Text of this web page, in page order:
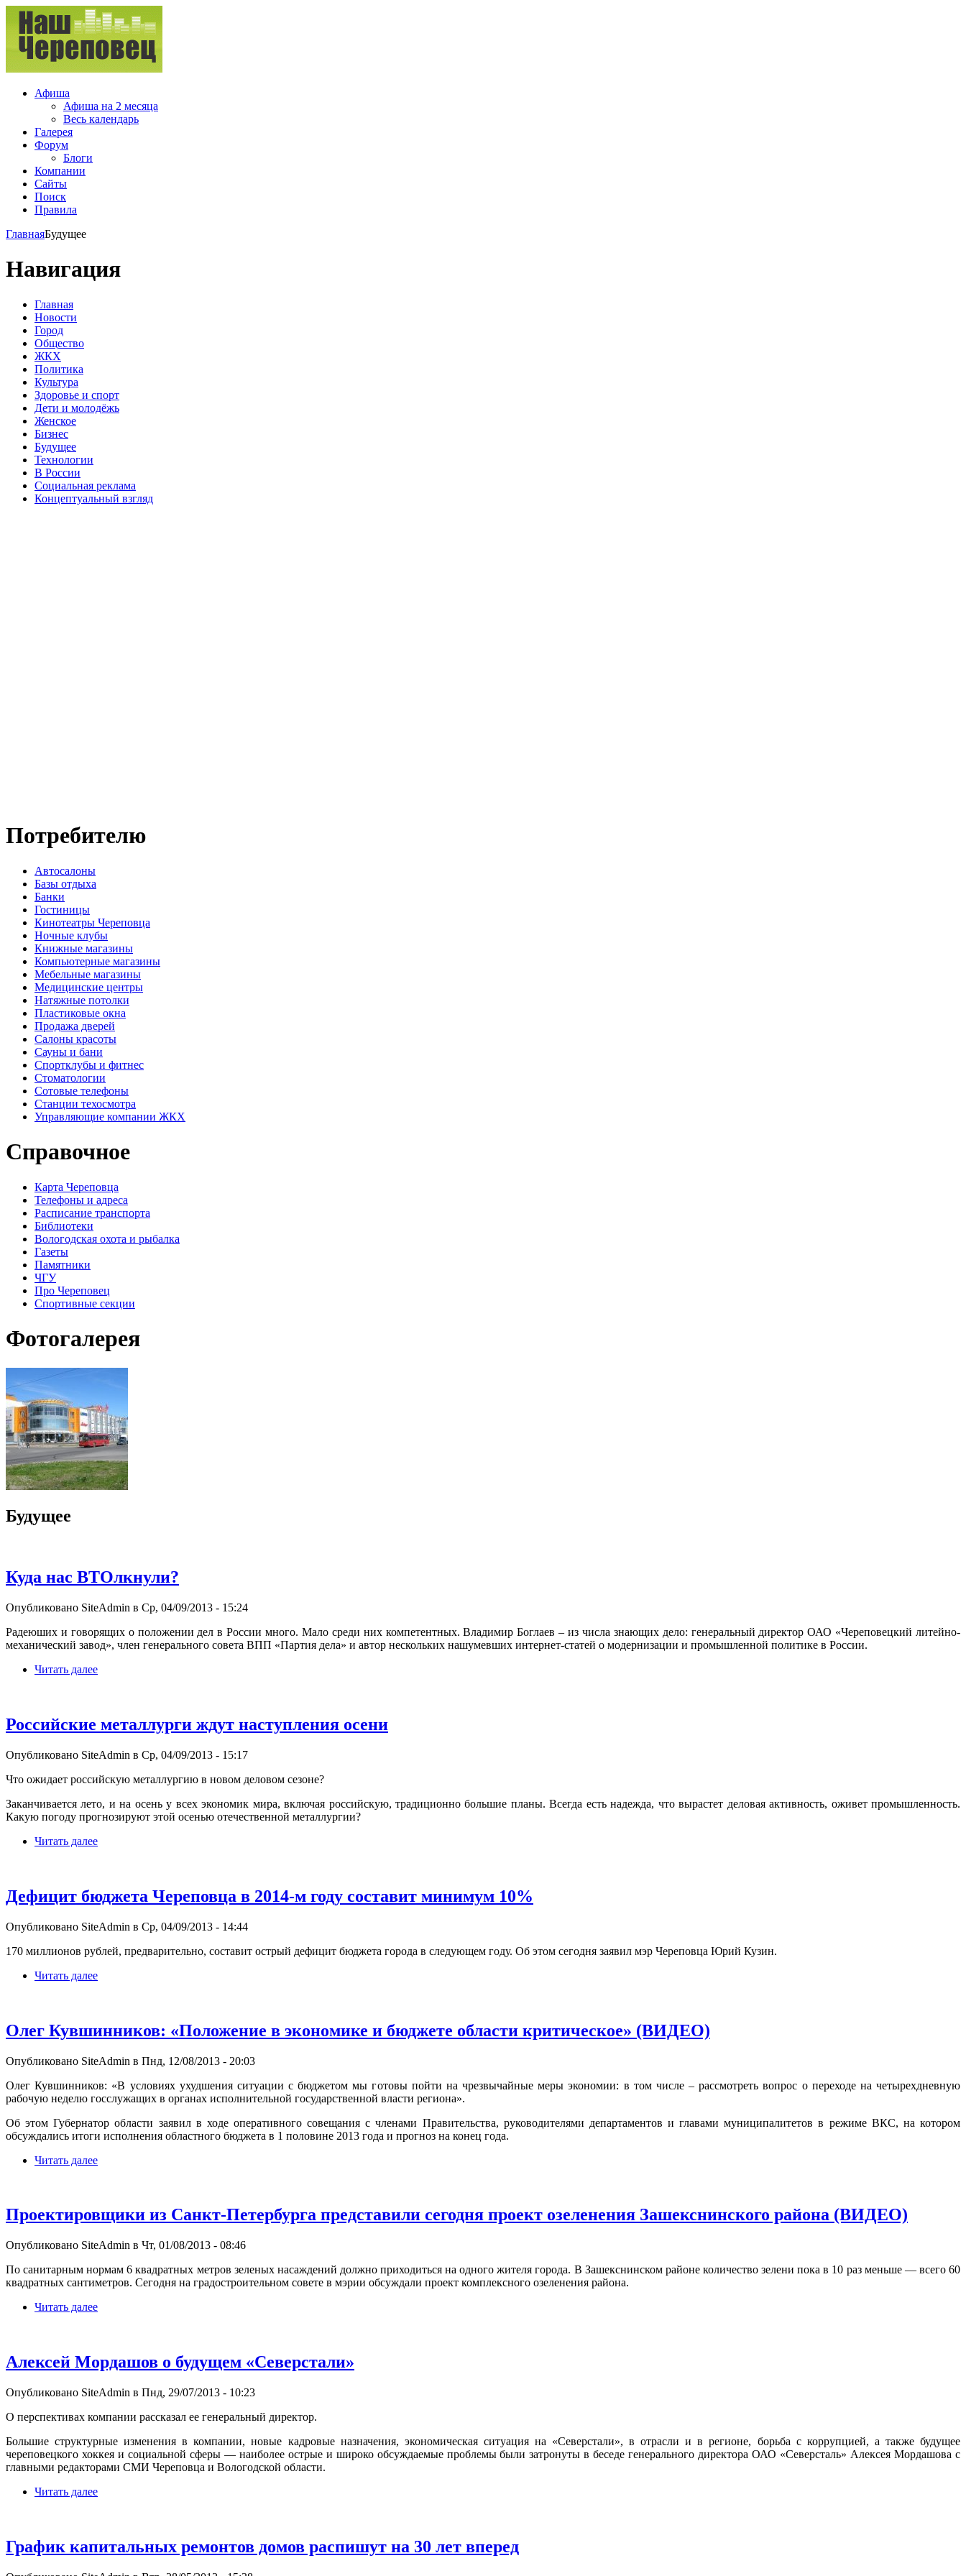
Афиша
Афиша на 2 месяца
Весь календарь
Галерея
Форум
Блоги
Компании
Сайты
Поиск
Правила
ГлавнаяБудущее
Навигация
Главная
Новости
Город
Общество
ЖКХ
Политика
Культура
Здоровье и спорт
Дети и молодёжь
Женское
Бизнес
Будущее
Технологии
В России
Социальная реклама
Концептуальный взгляд
Потребителю
Автосалоны
Базы отдыха
Банки
Гостиницы
Кинотеатры Череповца
Ночные клубы
Книжные магазины
Компьютерные магазины
Мебельные магазины
Медицинские центры
Натяжные потолки
Пластиковые окна
Продажа дверей
Салоны красоты
Сауны и бани
Спортклубы и фитнес
Стоматологии
Сотовые телефоны
Станции техосмотра
Управляющие компании ЖКХ
Справочное
Карта Череповца
Телефоны и адреса
Расписание транспорта
Библиотеки
Вологодская охота и рыбалка
Газеты
Памятники
ЧГУ
Про Череповец
Спортивные секции
Фотогалерея
Будущее
Куда нас ВТОлкнули?
Опубликовано SiteAdmin в Ср, 04/09/2013 - 15:24
Радеюших и говорящих о положении дел в России много. Мало среди них компетентных. Владимир Боглаев – из числа знающих дело: генеральный директор ОАО «Череповецкий литейно-
механический завод», член генерального совета ВПП «Партия дела» и автор нескольких нашумевших интернет-статей о модернизации и промышленной политике в России.
Читать далее
Российские металлурги ждут наступления осени
Опубликовано SiteAdmin в Ср, 04/09/2013 - 15:17
Что ожидает российскую металлургию в новом деловом сезоне?
Заканчивается лето, и на осень у всех экономик мира, включая российскую, традиционно большие планы. Всегда есть надежда, что вырастет деловая активность, оживет промышленность.
Какую погоду прогнозируют этой осенью отечественной металлургии?
Читать далее
Дефицит бюджета Череповца в 2014-м году составит минимум 10%
Опубликовано SiteAdmin в Ср, 04/09/2013 - 14:44
170 миллионов рублей, предварительно, составит острый дефицит бюджета города в следующем году. Об этом сегодня заявил мэр Череповца Юрий Кузин.
Читать далее
Олег Кувшинников: «Положение в экономике и бюджете области критическое» (ВИДЕО)
Опубликовано SiteAdmin в Пнд, 12/08/2013 - 20:03
Олег Кувшинников: «В условиях ухудшения ситуации с бюджетом мы готовы пойти на чрезвычайные меры экономии: в том числе – рассмотреть вопрос о переходе на четырехдневную
рабочую неделю госслужащих в органах исполнительной государственной власти региона».
Об этом Губернатор области заявил в ходе оперативного совещания с членами Правительства, руководителями департаментов и главами муниципалитетов в режиме ВКС, на котором
обсуждались итоги исполнения областного бюджета в 1 половине 2013 года и прогноз на конец года.
Читать далее
Проектировщики из Санкт-Петербурга представили сегодня проект озеленения Зашекснинского района (ВИДЕО)
Опубликовано SiteAdmin в Чт, 01/08/2013 - 08:46
По санитарным нормам 6 квадратных метров зеленых насаждений должно приходиться на одного жителя города. В Зашекснинском районе количество зелени пока в 10 раз меньше — всего 60
квадратных сантиметров. Сегодня на градостроительном совете в мэрии обсуждали проект комплексного озеленения района.
Читать далее
Алексей Мордашов о будущем «Северстали»
Опубликовано SiteAdmin в Пнд, 29/07/2013 - 10:23
О перспективах компании рассказал ее генеральный директор.
Большие структурные изменения в компании, новые кадровые назначения, экономическая ситуация на «Северстали», в отрасли и в регионе, борьба с коррупцией, а также будущее
череповецкого хоккея и социальной сферы — наиболее острые и широко обсуждаемые проблемы были затронуты в беседе генерального директора ОАО «Северсталь» Алексея Мордашова с
главными редакторами СМИ Череповца и Вологодской области.
Читать далее
График капитальных ремонтов домов распишут на 30 лет вперед